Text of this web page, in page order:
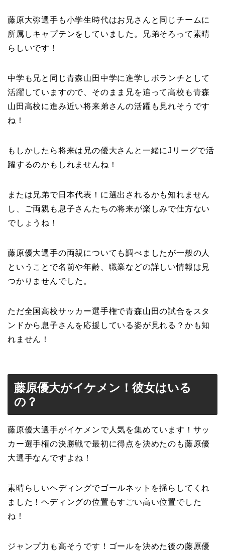
藤原大弥選手も小学生時代はお兄さんと同じチームに
所属しキャプテンをしていました。兄弟そろって素晴
らしいです！
中学も兄と同じ青森山田中学に進学しボランチとして
活躍していますので、そのまま兄を追って高校も青森
山田高校に進み近い将来弟さんの活躍も見れそうです
ね！
もしかしたら将来は兄の優大さんと一緒にJリーグで活
躍するのかもしれませんね！
または兄弟で日本代表！に選出されるかも知れません
し、ご両親も息子さんたちの将来が楽しみで仕方ない
でしょうね！
藤原優大選手の両親についても調べましたが一般の人
ということで名前や年齢、職業などの詳しい情報は見
つかりませんでした。
ただ全国高校サッカー選手権で青森山田の試合をスタ
ンドから息子さんを応援している姿が見れる？かも知
れません！
藤原優大がイケメン！彼女はいる
の？
藤原優大選手がイケメンで人気を集めています！サッ
カー選手権の決勝戦で最初に得点を決めたのも藤原優
大選手なんですよね！
素晴らしいヘディングでゴールネットを揺らしてくれ
ました！ヘディングの位置もすごい高い位置でした
ね！
ジャンプ力も高そうです！ゴールを決めた後の藤原優